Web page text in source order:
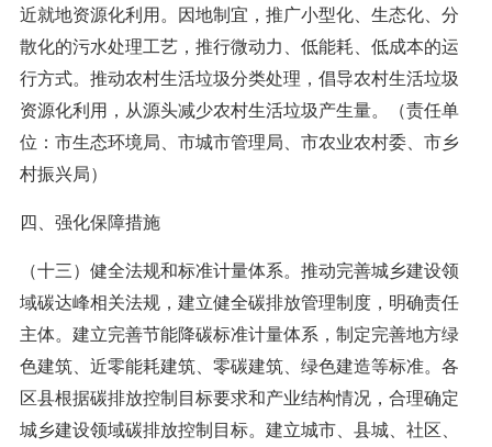
近就地资源化利用。因地制宜，推广小型化、生态化、分
散化的污水处理工艺，推行微动力、低能耗、低成本的运
行方式。推动农村生活垃圾分类处理，倡导农村生活垃圾
资源化利用，从源头减少农村生活垃圾产生量。（责任单
位：市生态环境局、市城市管理局、市农业农村委、市乡
村振兴局）
四、强化保障措施
（十三）健全法规和标准计量体系。推动完善城乡建设领
域碳达峰相关法规，建立健全碳排放管理制度，明确责任
主体。建立完善节能降碳标准计量体系，制定完善地方绿
色建筑、近零能耗建筑、零碳建筑、绿色建造等标准。各
区县根据碳排放控制目标要求和产业结构情况，合理确定
城乡建设领域碳排放控制目标。建立城市、县城、社区、